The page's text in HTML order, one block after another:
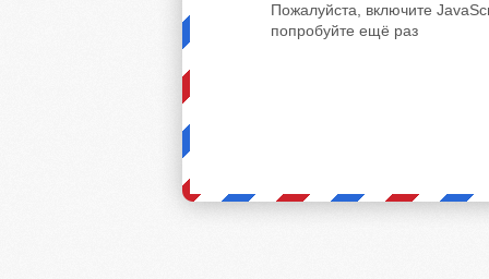
Пожалуйста, включите
попробуйте ещё раз